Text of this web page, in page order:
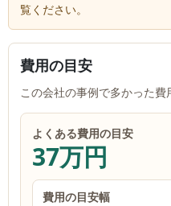
覧ください。
費用の目安
この会社の事例で多かった費
よくある費用の目安
37万円
費用の目安幅